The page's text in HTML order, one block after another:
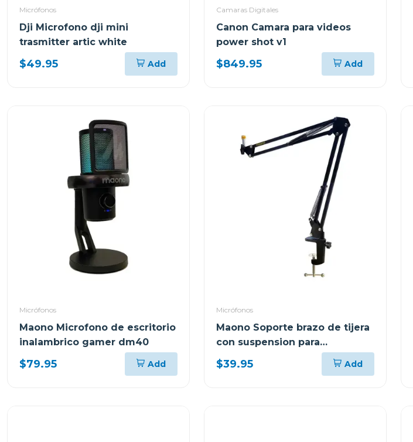
Micrófonos
Dji Microfono dji mini
trasmitter artic white
$49.95 Add
Camaras Digitales
Canon Camara para videos
power shot v1
$849.95 Add
Micrófonos
Maono Microfono de escritorio
inalambrico gamer dm40
$79.95 Add
Micrófonos
Maono Soporte brazo de tijera
con suspension para
microfonos
$39.95 Add